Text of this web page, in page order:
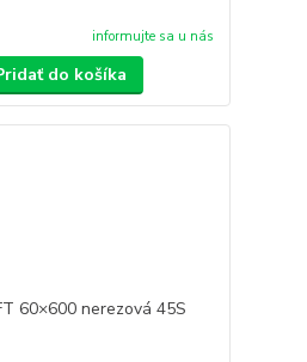
informujte sa u nás
do košíka